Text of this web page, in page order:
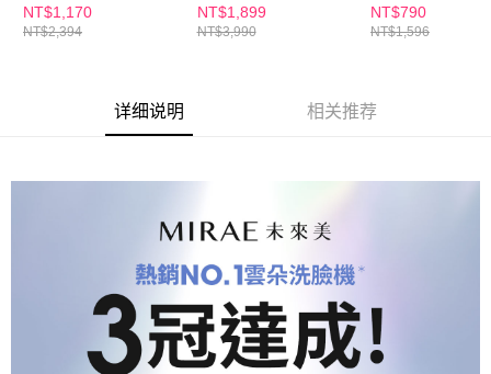
組
NT$1,170
NT$2,394
組
NT$1,899
NT$3,990
組
NT$790
NT$1,596
详细说明 相关推荐